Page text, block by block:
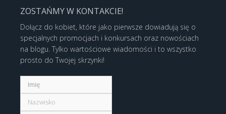
ZOSTAŃMY W KONTAKCIE!
Dołącz do kobiet, które jako pierwsze dowiadują się o
specjalnych promocjach i konkursach oraz nowościach
na blogu. Tylko wartościowe wiadomości i to wszystko
prosto do Twojej skrzynki!